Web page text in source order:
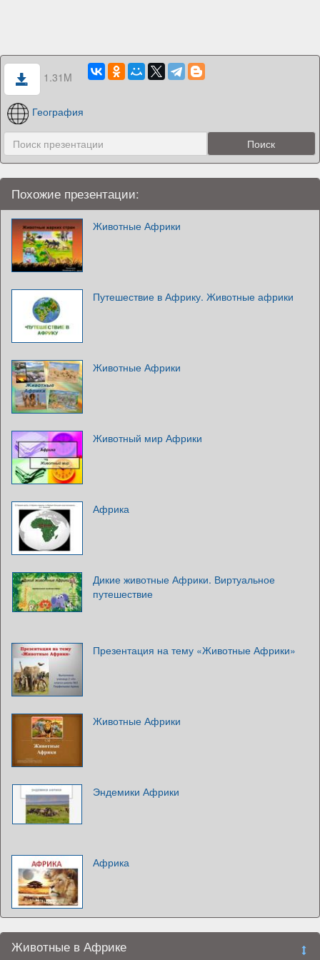
1.31M
География
Похожие презентации:
Животные Африки
Путешествие в Африку. Животные африки
Животные Африки
Животный мир Африки
Африка
Дикие животные Африки. Виртуальное
путешествие
Презентация на тему «Животные Африки»
Животные Африки
Эндемики Африки
Африка
Животные в Африке